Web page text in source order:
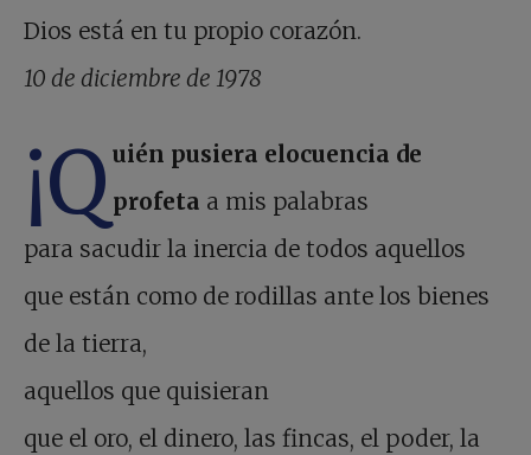
Dios está en tu propio corazón.
10 de diciembre de 1978
¡Q uién pusiera elocuencia de
profeta a mis palabras
para sacudir la inercia de todos aquellos
que están como de rodillas ante los bienes
de la tierra,
aquellos que quisieran
que el oro, el dinero, las fincas, el poder, la